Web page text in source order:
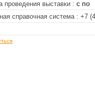
проведения выставки : с по
справочная система : +7